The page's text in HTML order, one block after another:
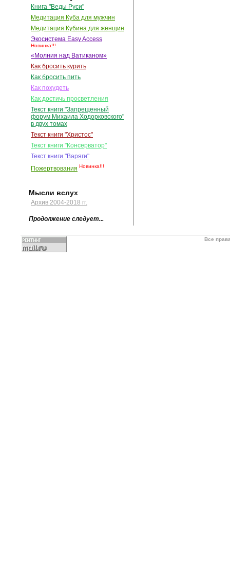
Книга "Веды Руси"
Медитация Куба для мужчин
Медитация Кубина для женщин
Экосистема Easy Access
Новинка!!!
«Молния над Ватиканом»
Как бросить курить
Как бросить пить
Как похудеть
Как достичь просветления
Текст книги "Запрещенный
форум Михаила Ходорковского"
в двух томах
Текст книги "Христос"
Текст книги "Консерватор"
Текст книги "Варяги"
Пожертвования Новинка!!!
Мысли вслух
Архив 2004-2018 гг.
Продолжение следует...
Все